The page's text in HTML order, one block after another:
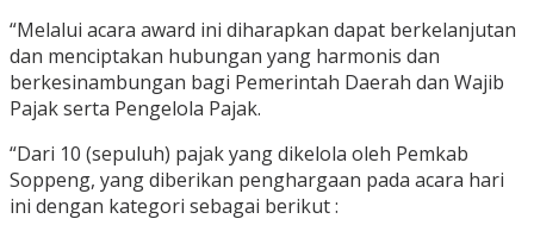
“Melalui acara award ini diharapkan dapat berkelanjutan
dan menciptakan hubungan yang harmonis dan
berkesinambungan bagi Pemerintah Daerah dan Wajib
Pajak serta Pengelola Pajak.
“Dari 10 (sepuluh) pajak yang dikelola oleh Pemkab
Soppeng, yang diberikan penghargaan pada acara hari
ini dengan kategori sebagai berikut :